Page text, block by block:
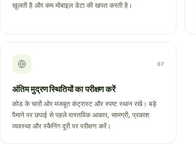
खुलती है और कम मोबाइल डेटा की खपत करती है।
07
अंतिम मुद्रण स्थितियों का परीक्षण करें
कोड के चारों ओर मजबूत कंट्रास्ट और स्पष्ट स्थान रखें। बड़े
पैमाने पर छपाई से पहले वास्तविक आकार, सामग्री, प्रकाश
व्यवस्था और स्कैनिंग दूरी पर परीक्षण करें।